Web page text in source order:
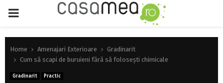
PRIMARY
MENU
Home Amenajari Exterioare
Gradinarit
Cum să scapi de buruieni fără să folosești chimicale
Gradinarit Practic